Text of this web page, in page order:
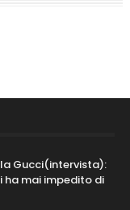
Gucci(intervista):
ha mai impedito di